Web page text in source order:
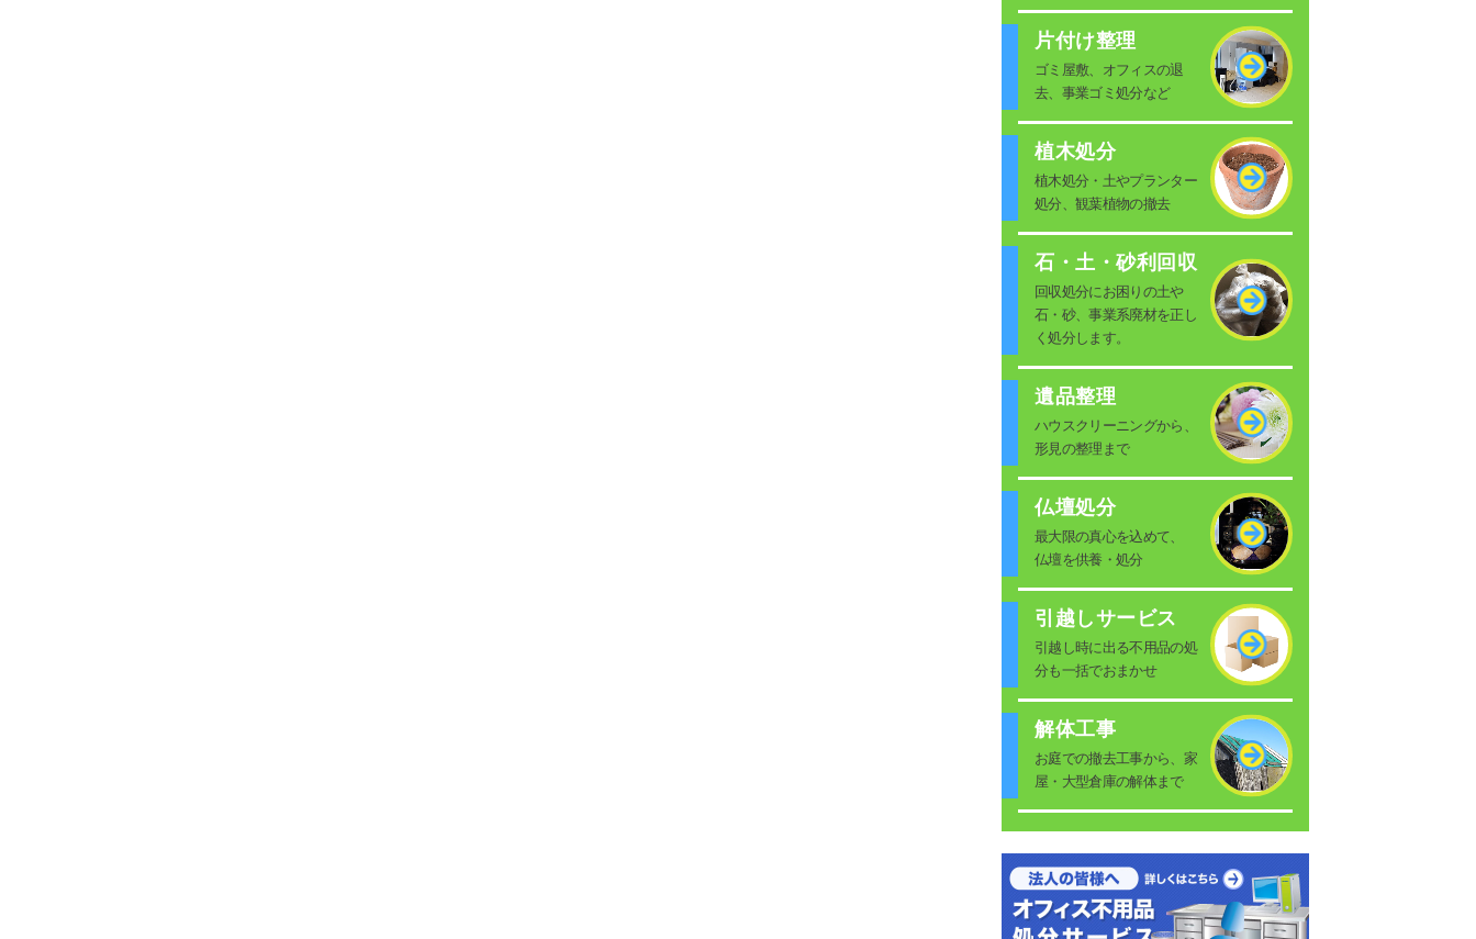
片付け整理
ゴミ屋敷、オフィスの退
去、事業ゴミ処分など
植木処分
植木処分・土やプランター
処分、観葉植物の撤去
石・土・砂利回収
回収処分にお困りの土や
石・砂、事業系廃材を正し
く処分します。
遺品整理
ハウスクリーニングから、
形見の整理まで
仏壇処分
最大限の真心を込めて、
仏壇を供養・処分
引越しサービス
引越し時に出る不用品の処
分も一括でおまかせ
解体工事
お庭での撤去工事から、家
屋・大型倉庫の解体まで